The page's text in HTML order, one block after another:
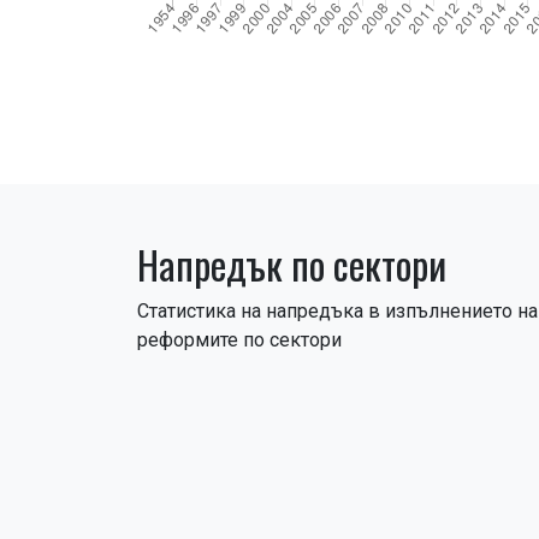
Напредък по сектори
Статистика на напредъка в изпълнението на
реформите по сектори